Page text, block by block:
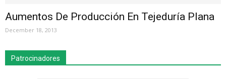
Aumentos De Producción En Tejeduría Plana
December 18, 2013
Patrocinadores